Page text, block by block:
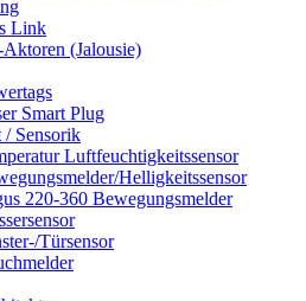
Link
(Jalousie)
Smart Plug
/ Sensorik
Luftfeuchtigkeitssensor
Helligkeitssensor
220-360 Bewegungsmelder
Türsensor